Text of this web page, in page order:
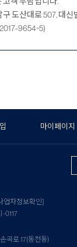
도산대로 507, 대신
9654~5)
마이페이지
업자정보확인]
0117
곡로 17(동천동)